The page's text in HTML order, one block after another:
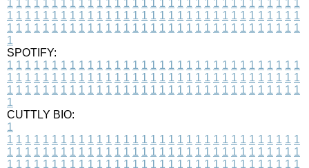
1 1 1 1 1 1 1 1 1 1 1 1 1 1 1 1 1 1 1 1 1 1 1 1 1 1 1 1 1 1 1 1 1
1 1 1 1 1 1 1 1 1 1 1 1 1 1 1 1 1 1 1 1 1 1 1 1 1 1 1 1 1 1 1 1 1
1 1 1 1 1 1 1 1 1 1 1 1 1 1 1 1 1 1 1 1 1 1 1 1 1 1 1 1 1 1 1 1 1
1
SPOTIFY:
1 1 1 1 1 1 1 1 1 1 1 1 1 1 1 1 1 1 1 1 1 1 1 1 1 1 1 1 1 1 1 1 1
1 1 1 1 1 1 1 1 1 1 1 1 1 1 1 1 1 1 1 1 1 1 1 1 1 1 1 1 1 1 1 1 1
1 1 1 1 1 1 1 1 1 1 1 1 1 1 1 1 1 1 1 1 1 1 1 1 1 1 1 1 1 1 1 1 1
1
CUTTLY BIO:
1
1 1 1 1 1 1 1 1 1 1 1 1 1 1 1 1 1 1 1 1 1 1 1 1 1 1 1 1 1 1 1 1 1
1 1 1 1 1 1 1 1 1 1 1 1 1 1 1 1 1 1 1 1 1 1 1 1 1 1 1 1 1 1 1 1 1
1 1 1 1 1 1 1 1 1 1 1 1 1 1 1 1 1 1 1 1 1 1 1 1 1 1 1 1 1 1 1 1 1